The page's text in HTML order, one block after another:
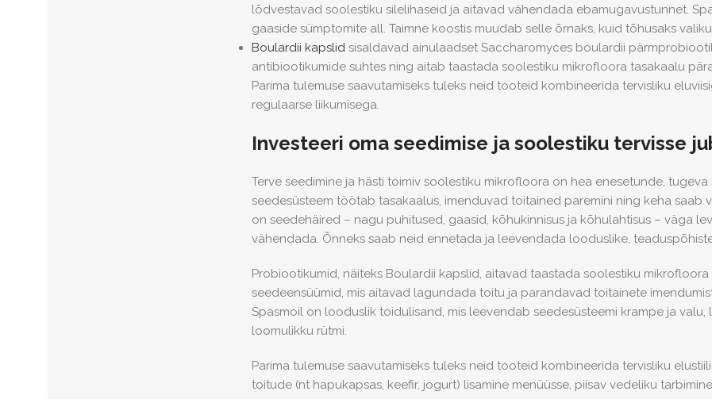
lõdvestavad soolestiku silelihaseid ja aitavad vähendada ebamugavustunnet.
gaaside sümptomite all. Taimne koostis muudab selle õrnaks, kuid tõhusaks
Boulardii kapslidsisaldavad ainulaadset Saccharomyces boulardii
antibiootikumide suhtes ning aitab taastada soolestiku mikrofloora tasakaalu
Parima tulemuse saavutamiseks tuleks neid tooteid kombineerida tervisliku
regulaarse liikumisega.
Investeeri oma seedimise ja soolestiku tervisse
Terve seedimine ja hästi toimiv soolestiku mikrofloora on hea enesetunde, tugeva
seedesüsteem töötab tasakaalus, imenduvad toitained paremini ning keha saab
on seedehäired – nagu puhitused, gaasid, kõhukinnisus ja kõhulahtisus – väga
vähendada. Õnneks saab neid ennetada ja leevendada looduslike,
Probiootikumid, näiteks Boulardii kapslid, aitavad taastada soolestiku
seedeensüümid, mis aitavad lagundada toitu ja parandavad toitainete
Spasmoil on looduslik toidulisand, mis leevendab seedesüsteemi krampe ja
loomulikku rütmi.
Parima tulemuse saavutamiseks tuleks neid tooteid kombineerida tervisliku
toitude (nt hapukapsas, keefir, jogurt) lisamine menüüsse, piisav vedeliku